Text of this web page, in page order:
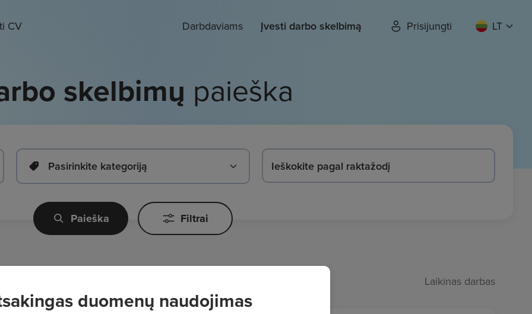
CV Darbdaviams Įvesti darbo skelbimą Prisijungti LT
skelbimų paieška
Pasirinkite kategoriją
Paieška Filtrai
Laikinas darbas
duomenų naudojimas